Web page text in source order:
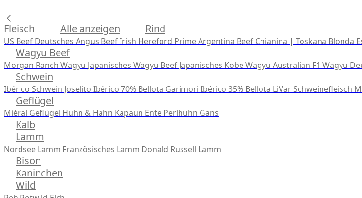
Fleisch Alle anzeigen Rind
US Beef Deutsches Angus BeefIrish Hereford PrimeArgentina Beef Chianina | Toskana Blonda
Wagyu Beef
Morgan Ranch Wagyu Japanisches Wagyu Beef Japanisches Kobe Wagyu Australian F1 Wagyu
Schwein
Ibérico Schwein Joselito Ibérico 70% Bellota Garimori Ibérico 35% Bellota LiVar Schweinefleisch
Geflügel
Miéral Geflügel Huhn & Hahn Kapaun Ente Perlhuhn Gans
Kalb
Lamm
Nordsee Lamm Französisches Lamm Donald Russell Lamm
Bison
Kaninchen
Wild